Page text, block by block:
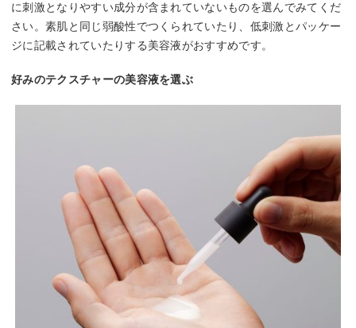
に刺激となりやすい成分が含まれていないものを選んでみてくだ
さい。素肌と同じ弱酸性でつくられていたり、低刺激とパッケー
ジに記載されていたりする美容液がおすすめです。
好みのテクスチャーの美容液を選ぶ